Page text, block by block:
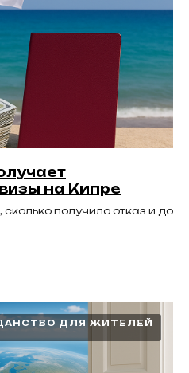
на Кипре
получило отказ и до
ДЛЯ ЖИТЕЛЕЙ